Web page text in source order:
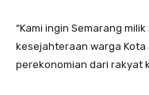
“Kami ingin Semarang
kesejahteraan warga
perekonomian dari rakyat